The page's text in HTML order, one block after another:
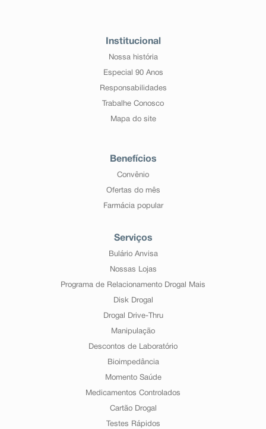
Institucional
Nossa história
Especial 90 Anos
Responsabilidades
Trabalhe Conosco
Mapa do site
Benefícios
Convênio
Ofertas do mês
Farmácia popular
Serviços
Bulário Anvisa
Nossas Lojas
Programa de Relacionamento Drogal Mais
Disk Drogal
Drogal Drive-Thru
Manipulação
Descontos de Laboratório
Bioimpedância
Momento Saúde
Medicamentos Controlados
Cartão Drogal
Testes Rápidos